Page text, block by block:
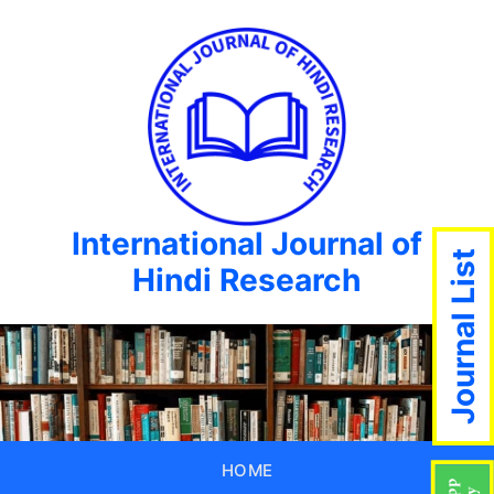
International Journal of
Hindi Research
HOME
Journal List